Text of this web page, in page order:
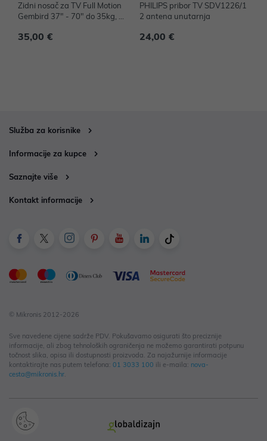
Zidni nosač za TV Full Motion
Gembird 37" - 70" do 35kg, W
35,00 €
PHILIPS pribor TV SDV1226/1
2 antena unutarnja
24,00 €
Služba za korisnike
Informacije za kupce
Saznajte više
Kontakt informacije
© Mikronis 2012-2026
Sve navedene cijene sadrže PDV. Pokušavamo osigurati što preciznije
informacije, ali zbog tehnoloških ograničenja ne možemo garantirati potpunu
točnost slika, opisa ili dostupnosti proizvoda. Za najažurnije informacije
kontaktirajte nas putem telefona: 01 3033 100 ili e-maila: nova-
cesta@mikronis.hr.